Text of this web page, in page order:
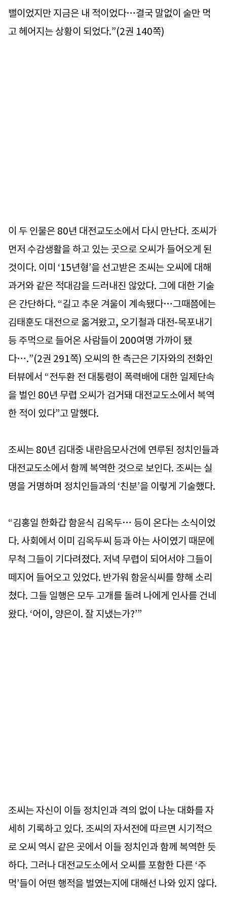
뻘이었지만 지금은 내 적이었다…결국 말없이 술만 먹
고 헤어지는 상황이 되었다.”(2권 140쪽)
이 두 인물은 80년 대전교도소에서 다시 만난다. 조씨가
먼저 수감생활을 하고 있는 곳으로 오씨가 들어오게 된
것이다. 이미 ‘15년형’을 선고받은 조씨는 오씨에 대해
과거와 같은 적대감을 드러내진 않았다. 그에 대한 기술
은 간단하다. “길고 추운 겨울이 계속됐다…그때쯤에는
김태훈도 대전으로 옮겨왔고, 오기철과 대전-목포내기
등 주먹으로 들어온 사람들이 200여명 가까이 됐
다….”(2권 291쪽) 오씨의 한 측근은 기자와의 전화인
터뷰에서 “전두환 전 대통령이 폭력배에 대한 일제단속
을 벌인 80년 무렵 오씨가 검거돼 대전교도소에서 복역
한 적이 있다”고 말했다.
조씨는 80년 김대중 내란음모사건에 연루된 정치인들과
대전교도소에서 함께 복역한 것으로 보인다. 조씨는 실
명을 거명하며 정치인들과의 ‘친분’을 이렇게 기술했다.
“김홍일 한화갑 함윤식 김옥두… 등이 온다는 소식이었
다. 사회에서 이미 김옥두씨 등과 아는 사이였기 때문에
무척 그들이 기다려졌다. 저녁 무렵이 되어서야 그들이
떼지어 들어오고 있었다. 반가워 함윤식씨를 향해 소리
쳤다. 그들 일행은 모두 고개를 돌려 나에게 인사를 건네
왔다. ‘어이, 양은이. 잘 지냈는가?’”
조씨는 자신이 이들 정치인과 격의 없이 나눈 대화를 자
세히 기록하고 있다. 조씨의 자서전에 따르면 시기적으
로 오씨 역시 같은 곳에서 이들 정치인과 함께 복역한 듯
하다. 그러나 대전교도소에서 오씨를 포함한 다른 ‘주
먹’들이 어떤 행적을 벌였는지에 대해선 나와 있지 않다.